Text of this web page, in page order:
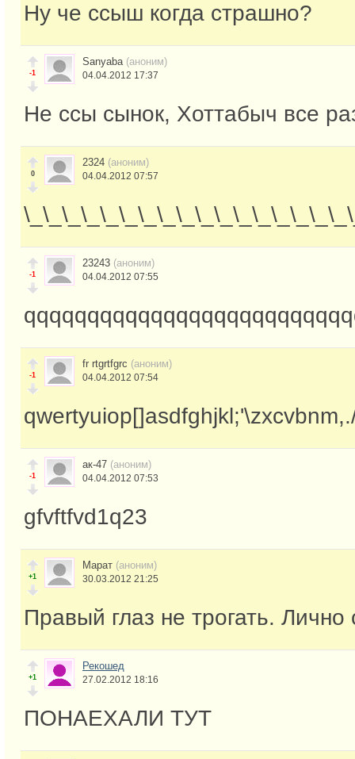
Ну че ссыш когда страшно?
-1
Sanyaba (аноним)
04.04.2012 17:37
Не ссы сынок, Хоттабыч все
0
2324 (аноним)
04.04.2012 07:57
-1
23243 (аноним)
04.04.2012 07:55
-1
fr rtgrtfgrc (аноним)
04.04.2012 07:54
-1
ак-47 (аноним)
04.04.2012 07:53
gfvftfvd1q23
+1
Марат (аноним)
30.03.2012 21:25
Правый глаз не трогать.
+1
Рекошед
27.02.2012 18:16
ПОНАЕХАЛИ ТУТ